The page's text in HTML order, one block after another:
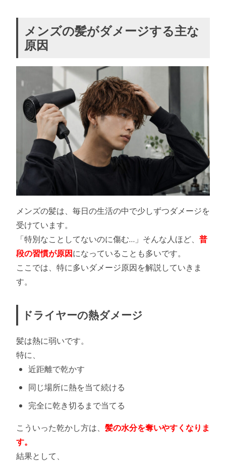
メンズの髪がダメージする主な
原因
メンズの髪は、毎日の生活の中で少しずつダメージを
受けています。
「特別なことしてないのに傷む…」そんな人ほど、 普
段の習慣が原因になっていることも多いです。
ここでは、特に多いダメージ原因を解説していきま
す。
ドライヤーの熱ダメージ
髪は熱に弱いです。
特に、
近距離で乾かす
同じ場所に熱を当て続ける
完全に乾き切るまで当てる
こういった乾かし方は、 髪の水分を奪いやすくなりま
す。
結果として、